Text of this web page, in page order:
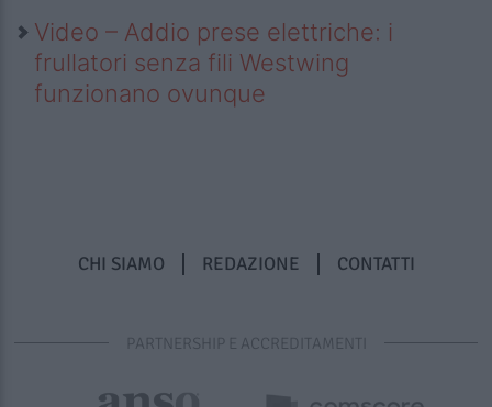
Video – Addio prese elettriche: i
frullatori senza fili Westwing
funzionano ovunque
CHI SIAMO REDAZIONE CONTATTI
PARTNERSHIP E ACCREDITAMENTI